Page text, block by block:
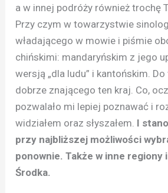
a w innej podróży również trochę
Przy czym w towarzystwie
władającego w mowie i piśmie
chińskimi: mandaryńskim z jego
wersją „dla ludu” i kantońskim.
dobrze znającego ten kraj. Co,
pozwalało mi lepiej poznawać i
widziałem oraz słyszałem. I
przy najbliższej możliwości
ponownie. Także w inne regiony
Środka.